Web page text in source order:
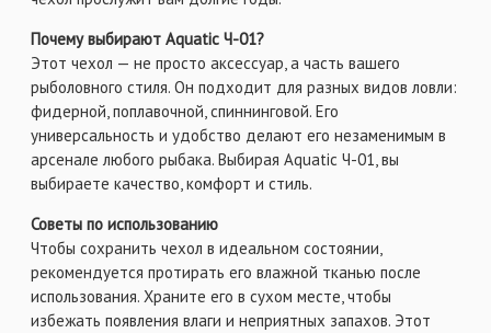
Почему выбирают Aquatic Ч-01?
Этот чехол — не просто аксессуар, а часть вашего
рыболовного стиля. Он подходит для разных видов ловли:
фидерной, поплавочной, спиннинговой. Его
универсальность и удобство делают его незаменимым в
арсенале любого рыбака. Выбирая Aquatic Ч-01, вы
выбираете качество, комфорт и стиль.
Советы по использованию
Чтобы сохранить чехол в идеальном состоянии,
рекомендуется протирать его влажной тканью после
использования. Храните его в сухом месте, чтобы
избежать появления влаги и неприятных запахов. Этот